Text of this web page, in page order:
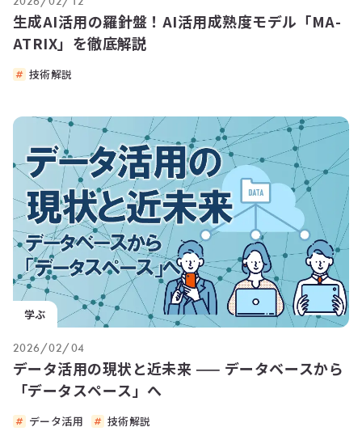
生成AI活用の羅針盤！AI活用成熟度モデル「MA-
ATRIX」を徹底解説
技術解説
学ぶ
2026/02/04
データ活用の現状と近未来 —— データベースから
「データスペース」へ
データ活用 技術解説